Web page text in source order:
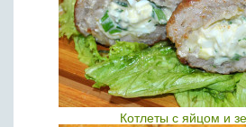
Котлеты с яйцом и